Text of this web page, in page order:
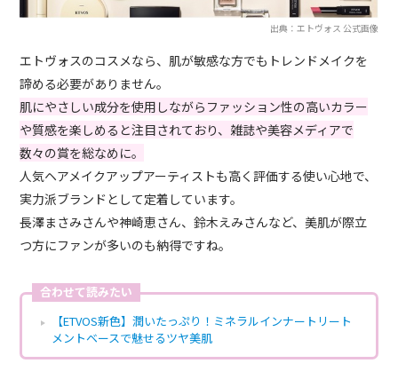
出典：エトヴォス 公式画像
エトヴォスのコスメなら、肌が敏感な方でもトレンドメイクを
諦める必要がありません。
肌にやさしい成分を使用しながらファッション性の高いカラー
や質感を楽しめると注目されており、雑誌や美容メディアで
数々の賞を総なめに。
人気ヘアメイクアップアーティストも高く評価する使い心地で、
実力派ブランドとして定着しています。
長澤まさみさんや神崎恵さん、鈴木えみさんなど、美肌が際立
つ方にファンが多いのも納得ですね。
合わせて読みたい
【ETVOS新色】潤いたっぷり！ミネラルインナートリート
メントベースで魅せるツヤ美肌